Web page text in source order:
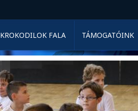
KROKODILOK FALA TÁMOGATÓINK